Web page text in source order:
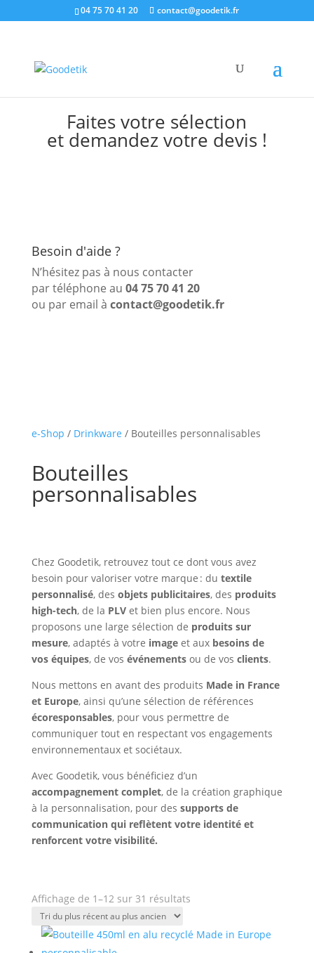
04 75 70 41 20 contact@goodetik.fr
Faites votre sélection
et demandez votre devis !
Besoin d'aide ?
N’hésitez pas à nous contacter
par téléphone au 04 75 70 41 20
ou par email à contact@goodetik.fr
e-Shop / Drinkware / Bouteilles personnalisables
Bouteilles
personnalisables
Chez Goodetik, retrouvez tout ce dont vous avez
besoin pour valoriser votre marque : du textile
personnalisé, des objets publicitaires, des produits
high-tech, de la PLVet bien plus encore. Nous
proposons une large sélection de produits sur
mesure, adaptés à votre imageet aux besoins de
vos équipes, de vos événementsou de vos clients.
Nous mettons en avant des produits Made in France
et Europe, ainsi qu’une sélection de références
écoresponsables, pour vous permettre de
communiquer tout en respectant vos engagements
environnementaux et sociétaux.
Avec Goodetik, vous bénéficiez d’un
accompagnement complet, de la création graphique
à la personnalisation, pour des supports de
communication qui reflètent votre identité et
renforcent votre visibilité.
Affichage de 1–12 sur 31 résultatsTrié
plus